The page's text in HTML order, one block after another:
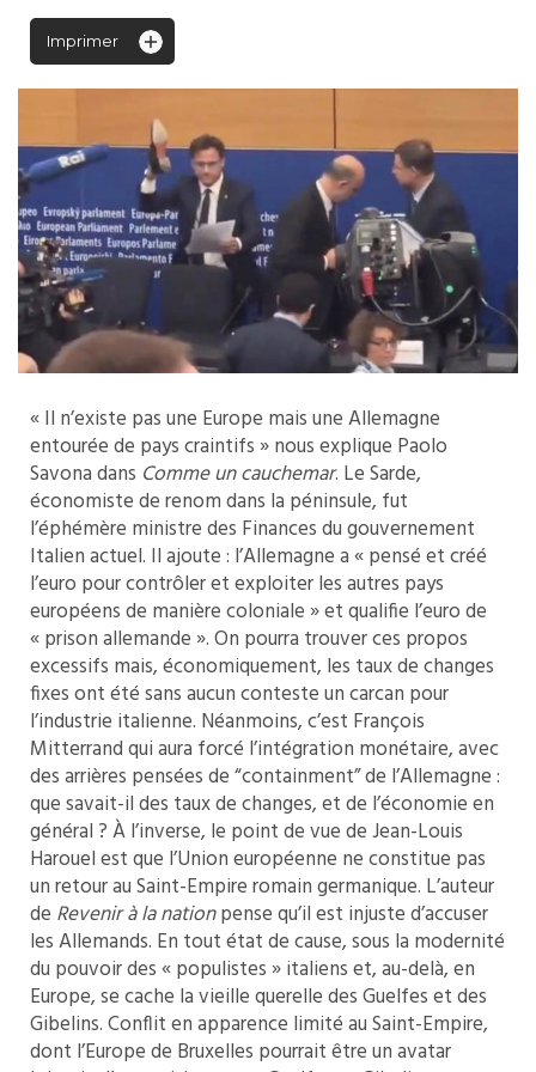
Imprimer
« Il n’existe pas une Europe mais une Allemagne
entourée de pays craintifs » nous explique Paolo
Savona dans Comme un cauchemar. Le Sarde,
économiste de renom dans la péninsule, fut
l’éphémère ministre des Finances du gouvernement
Italien actuel. Il ajoute : l’Allemagne a « pensé et créé
l’euro pour contrôler et exploiter les autres pays
européens de manière coloniale » et qualifie l’euro de
« prison allemande ». On pourra trouver ces propos
excessifs mais, économiquement, les taux de changes
fixes ont été sans aucun conteste un carcan pour
l’industrie italienne. Néanmoins, c’est François
Mitterrand qui aura forcé l’intégration monétaire, avec
des arrières pensées de “containment” de l’Allemagne :
que savait-il des taux de changes, et de l’économie en
général ? À l’inverse, le point de vue de Jean-Louis
Harouel est que l’Union européenne ne constitue pas
un retour au Saint-Empire romain germanique. L’auteur
de Revenir à la nationpense qu’il est injuste d’accuser
les Allemands. En tout état de cause, sous la modernité
du pouvoir des « populistes » italiens et, au-delà, en
Europe, se cache la vieille querelle des Guelfes et des
Gibelins. Conflit en apparence limité au Saint-Empire,
dont l’Europe de Bruxelles pourrait être un avatar